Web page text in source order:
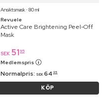
Ansiktsmask ⋅ 80 ml
Revuele
Active Care Brightening Peel-Off
Mask
SEK 51 95
Medlemspris
Normalpris: SEK 64 95
KÖP